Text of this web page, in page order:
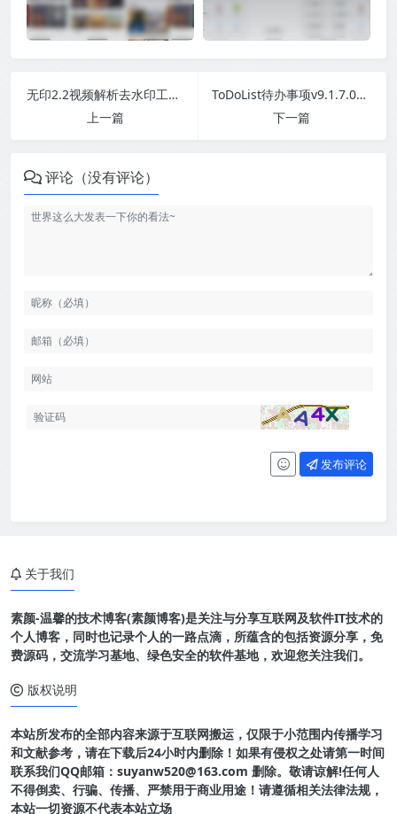
无印2.2视频解析去水印工具，支持多个平台
上一篇
ToDoList待办事项v9.1.7.0绿色版
下一篇
评论（没有评论）
发布评论
关于我们
素颜-温馨的技术博客(素颜博客)是关注与分享互联网及软件IT技术的
个人博客，同时也记录个人的一路点滴，所蕴含的包括资源分享，免
费源码，交流学习基地、绿色安全的软件基地，欢迎您关注我们。
版权说明
本站所发布的全部内容来源于互联网搬运，仅限于小范围内传播学习
和文献参考，请在下载后24小时内删除！如果有侵权之处请第一时间
联系我们QQ邮箱：suyanw520@163.com 删除。敬请谅解!任何人
不得倒卖、行骗、传播、严禁用于商业用途！请遵循相关法律法规，
本站一切资源不代表本站立场